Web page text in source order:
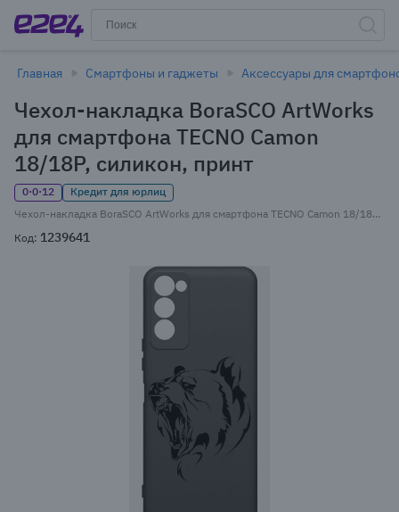
Главная Смартфоны и гаджеты Аксессуары для
Чехол-накладка BoraSCO ArtWorks
для смартфона TECNO Camon
18/18P, силикон, принт
0·0·12
Кредит для юрлиц
Чехол-накладка BoraSCO ArtWorks для смартфона TECNO Camon 18/18P, силикон, принт (51149)
Код: 1239641